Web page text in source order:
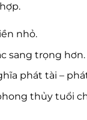
nhỏ.
sang trọng hơn.
phát tài –
thủy tuổi